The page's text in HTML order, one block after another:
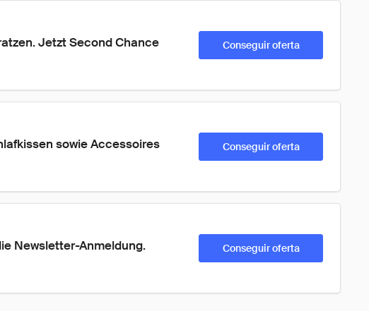
Jetzt Second Chance
Conseguir oferta
sowie Accessoires
Conseguir oferta
Newsletter-Anmeldung.
Conseguir oferta